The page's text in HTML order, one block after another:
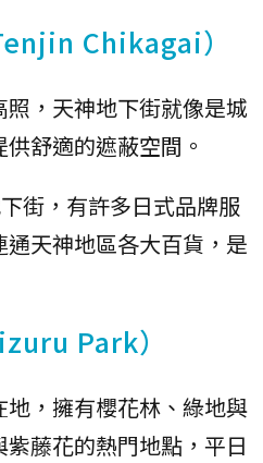
Chikagai）
，天神地下街就像是城
舒適的遮蔽空間。
街，有許多日式品牌服
天神地區各大百貨，是
Park）
，擁有櫻花林、綠地與
藤花的熱門地點，平日